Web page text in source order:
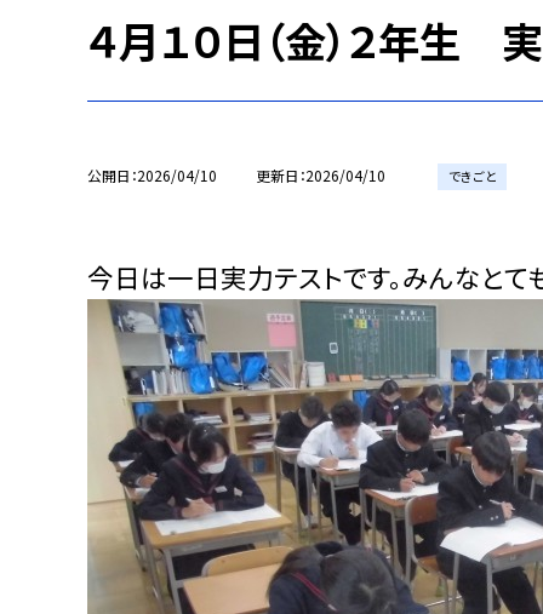
４月１０日（金）２年生
公開日 2026/04/10 更新日 2026/04/10 できごと
今日は一日実力テストです。みんなとて